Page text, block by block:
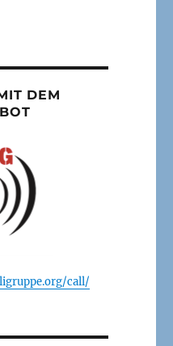
DEM
call/